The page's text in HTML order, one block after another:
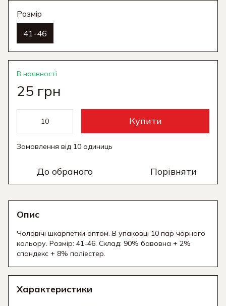
Розмір
41-46
В наявності
25 грн
Купити
Замовлення від 10 одиниць
До обраного Порівняти
Опис
Чоловічі шкарпетки оптом. В упаковці 10 пар чорного
кольору. Розмір: 41-46. Склад: 90% бавовна + 2%
спандекс + 8% поліестер.
Характеристики